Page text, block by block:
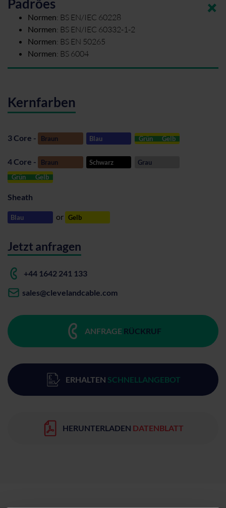
Padrões
Normen: BS EN/IEC 60228
Normen: BS EN/IEC 60332-1-2
Normen: BS EN 50265
Normen: BS 6004
Kernfarben
3 Core - Braun Blau Grün Gelb
4 Core - Braun Schwarz
Grau
Grün
Gelb
Sheath
Blau or Gelb
Jetzt anfragen
+44 1642 241 133
sales@clevelandcable.com
ANFRAGE RÜCKRUF
ERHALTEN SCHNELLANGEBOT
HERUNTERLADEN DATENBLATT